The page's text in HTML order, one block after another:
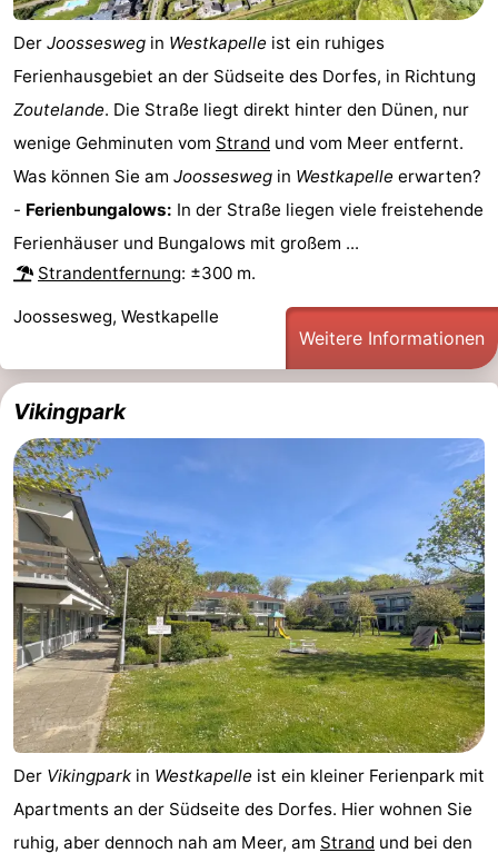
Der Joossesweg in Westkapelle ist ein ruhiges
Ferienhausgebiet an der Südseite des Dorfes, in Richtung
Zoutelande. Die Straße liegt direkt hinter den Dünen, nur
wenige Gehminuten vom Strand und vom Meer entfernt.
Was können Sie am Joossesweg in Westkapelle erwarten?
- Ferienbungalows: In der Straße liegen viele freistehende
Ferienhäuser und Bungalows mit großem ...
Strandentfernung: ±300 m.
Joossesweg, Westkapelle
Weitere Informationen
Vikingpark
Der Vikingpark in Westkapelle ist ein kleiner Ferienpark mit
Apartments an der Südseite des Dorfes. Hier wohnen Sie
ruhig, aber dennoch nah am Meer, am Strand und bei den